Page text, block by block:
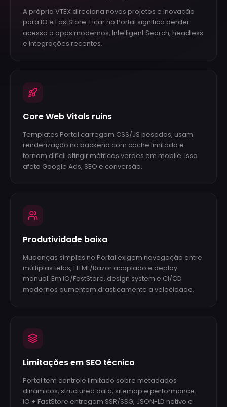
A própria VTEX direciona novos projetos e inovação
para IO e FastStore. Ficar no Portal significa perder
acesso a apps modernos, Intelligent Search, headless
e integrações recentes.
Core Web Vitals ruins
Templates Portal carregam CSS/JS pesados, usam
renderização no backend com cache limitado e
tornam difícil atingir métricas verdes em mobile. Isso
afeta Google Ads, SEO e conversão.
Produtividade baixa
Mudanças simples no Portal exigem navegação entre
múltiplas telas, HTML/Razor acoplado e deploy
manual. Em IO/FastStore, design system e CI/CD
modernos aumentam drasticamente a velocidade.
Limitações em SEO técnico
Portal tem controle limitado sobre metadados
dinâmicos, structured data, sitemap e performance.
IO + FastStore entregam SSR/SSG, JSON-LD nativo e